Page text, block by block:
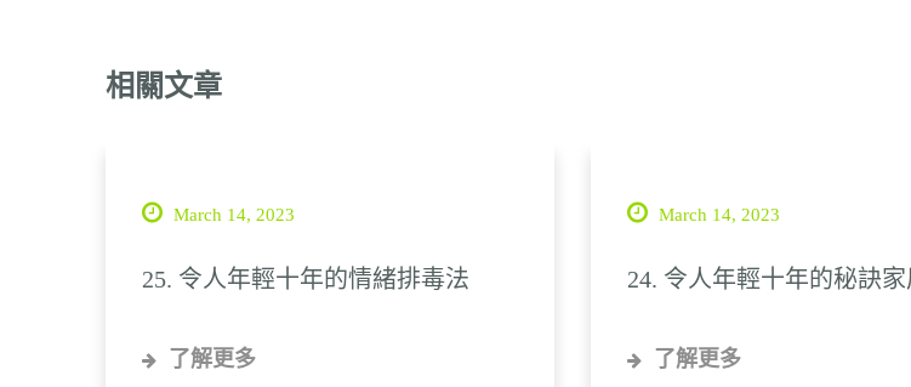
相關文章
March 14, 2023
25. 令人年輕十年的情緒排毒法
了解更多
March 14, 2023
24. 令人年輕十年的秘訣
了解更多